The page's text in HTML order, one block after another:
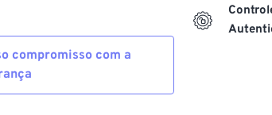
compromisso com a